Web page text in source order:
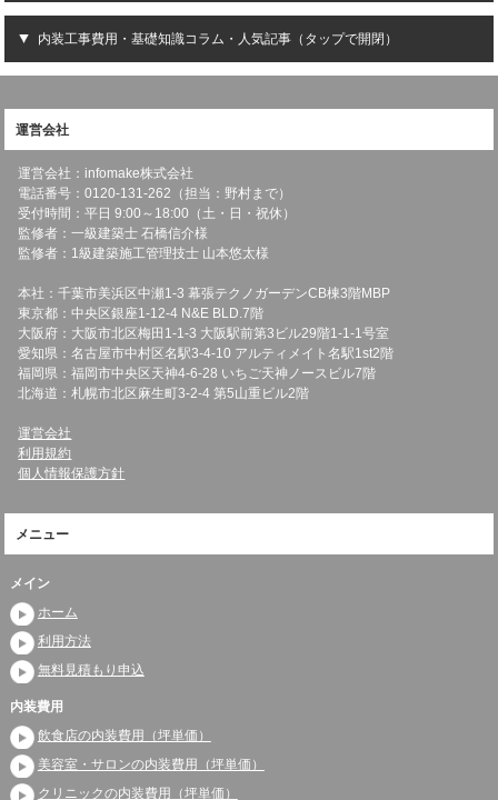
内装工事費用・基礎知識コラム・人気記事（タップで開閉）
運営会社
運営会社：infomake株式会社
電話番号：0120-131-262（担当：野村まで）
受付時間：平日 9:00～18:00（土・日・祝休）
監修者：一級建築士 石橋信介様
監修者：1級建築施工管理技士 山本悠太様
本社：千葉市美浜区中瀬1-3 幕張テクノガーデンCB棟3階MBP
東京都：中央区銀座1-12-4 N&E BLD.7階
大阪府：大阪市北区梅田1-1-3 大阪駅前第3ビル29階1-1-1号室
愛知県：名古屋市中村区名駅3-4-10 アルティメイト名駅1st2階
福岡県：福岡市中央区天神4-6-28 いちご天神ノースビル7階
北海道：札幌市北区麻生町3-2-4 第5山重ビル2階
運営会社
利用規約
個人情報保護方針
メニュー
メイン
ホーム
利用方法
無料見積もり申込
内装費用
飲食店の内装費用（坪単価）
美容室・サロンの内装費用（坪単価）
クリニックの内装費用（坪単価）